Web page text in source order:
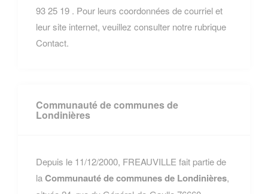
93 25 19 . Pour leurs coordonnées de courriel et
leur site internet, veuillez consulter notre rubrique
Contact.
Communauté de communes de
Londinières
Depuis le 11/12/2000, FREAUVILLE fait partie de
laCommunauté de communes de Londinières,